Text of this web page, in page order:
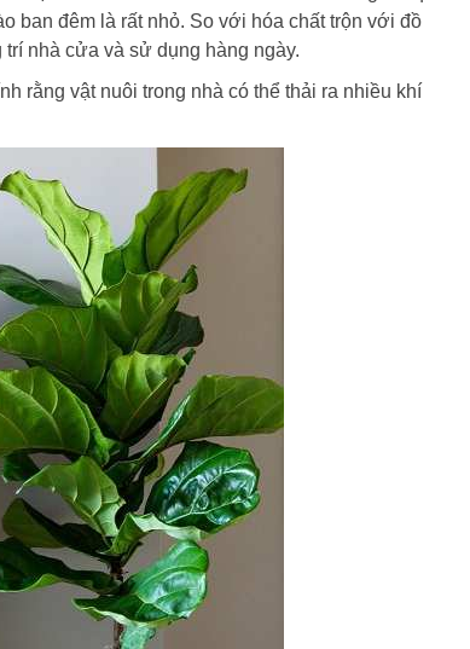
ban đêm là rất nhỏ. So với hóa chất trộn với đồ
nhà cửa và sử dụng hàng ngày.
rằng vật nuôi trong nhà có thể thải ra nhiều khí